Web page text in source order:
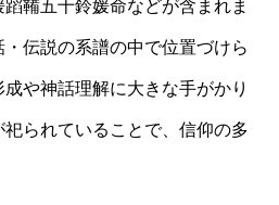
鞴五十鈴媛命などが含まれま
伝説の系譜の中で位置づけら
や神話理解に大きな手がかり
られていることで、信仰の多